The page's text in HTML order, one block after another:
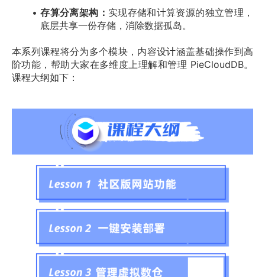
存算分离架构： 实现存储和计算资源的独立管理，
底层共享一份存储，消除数据孤岛。
本系列课程将分为多个模块，内容设计涵盖基础操作到高
阶功能，帮助大家在多维度上理解和管理 PieCloudDB。
课程大纲如下：